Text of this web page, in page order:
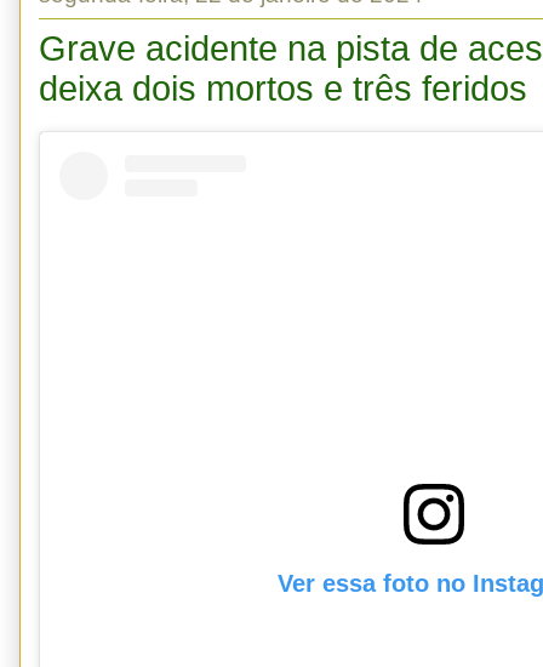
Grave acidente na pista de
deixa dois mortos e três feridos
Ver essa foto no